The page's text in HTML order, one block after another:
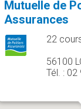
Mutuelle de
Assurances
22
56100
Tél. :